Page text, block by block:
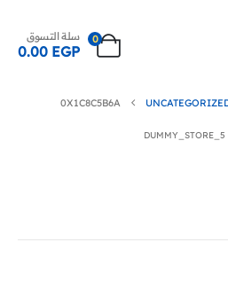
0 سلة التسوق
0.00 EGP
0X1C8C5B6A
DUMMY_STORE_5